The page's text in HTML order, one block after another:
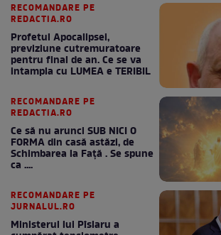
RECOMANDARE PE
REDACTIA.RO
Profetul Apocalipsei,
previziune cutremuratoare
pentru final de an. Ce se va
intampla cu LUMEA e TERIBIL
RECOMANDARE PE
REDACTIA.RO
Ce să nu arunci SUB NICI O
FORMA din casă astăzi, de
Schimbarea la Față . Se spune
ca ....
RECOMANDARE PE
JURNALUL.RO
Ministerul lui Pîslaru a